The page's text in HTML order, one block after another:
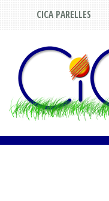
CICA PARELLES